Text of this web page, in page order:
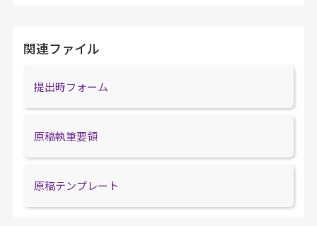
関連ファイル
提出時フォーム
原稿執筆要領
原稿テンプレート